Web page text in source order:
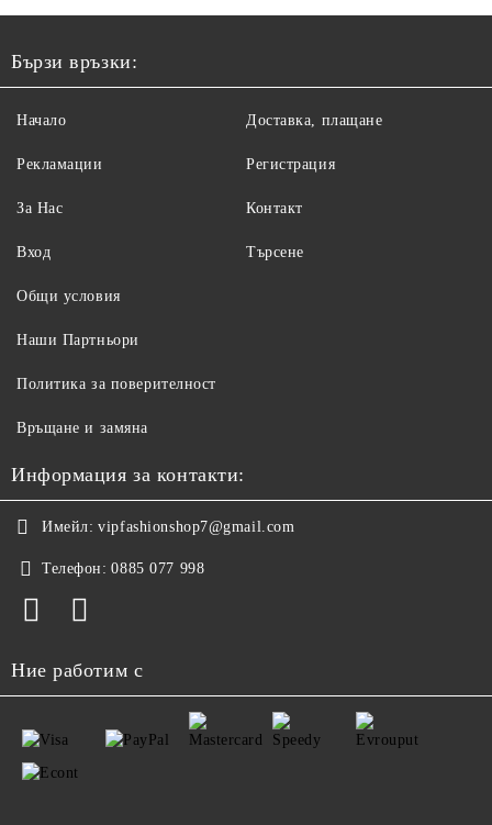
Бързи връзки:
Начало
Рекламации
За Нас
Вход
Доставка, плащане
Регистрация
Контакт
Търсене
Общи условия
Наши Партньори
Политика за поверителност
Връщане и замяна
Информация за контакти:
Имейл: vipfashionshop7@gmail.com
Телефон: 0885 077 998
Ние работим с